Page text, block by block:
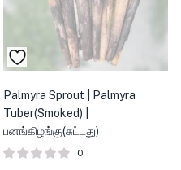
Palmyra Sprout | Palmyra
Tuber(Smoked) |
பனங்கிழங்கு(சுட்டது)
0